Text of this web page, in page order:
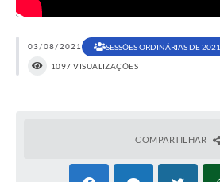
03/08/2021
SESSÕES ORDINÁRIAS DE 2021
1097 VISUALIZAÇÕES
COMPARTILHAR